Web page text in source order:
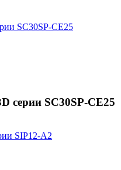
серии SC30SP-CE25